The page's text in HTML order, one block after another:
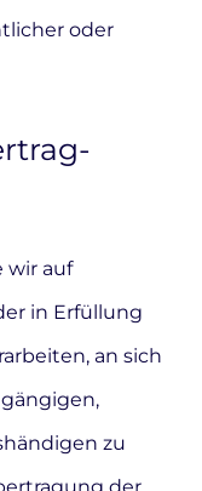
oder
wir auf
in Erfüllung
an sich
zu
der